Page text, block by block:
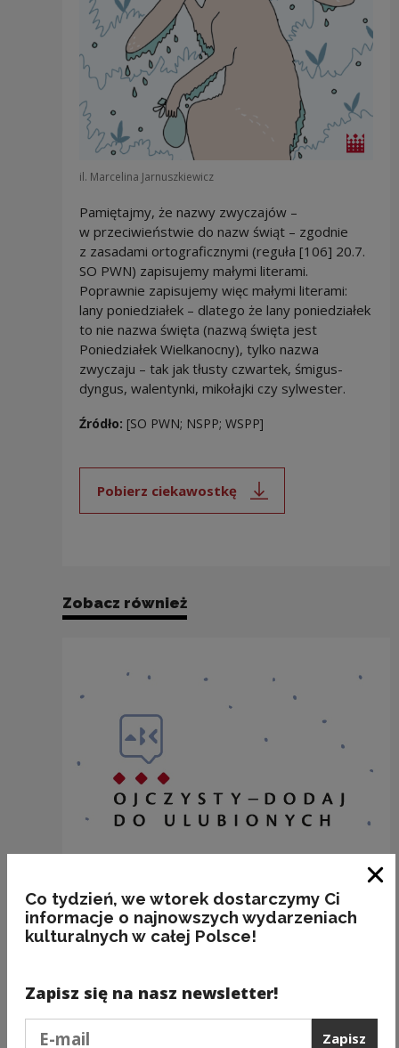
il. Marcelina Jarnuszkiewicz
Pamiętajmy, że nazwy zwyczajów –
w przeciwieństwie do nazw świąt – zgodnie
z zasadami ortograficznymi (reguła [106] 20.7.
SO PWN) zapisujemy małymi literami.
Poprawnie zapisujemy więc małymi literami:
lany poniedziałek – dlatego że lany poniedziałek
to nie nazwa święta (nazwą święta jest
Poniedziałek Wielkanocny), tylko nazwa
zwyczaju – tak jak tłusty czwartek, śmigus-
dyngus, walentynki, mikołajki czy sylwester.
Źródło: [SO PWN; NSPP; WSPP]
Pobierz ciekawostkę
Uwaga, link zostanie otwarty
Zobacz również
28 lutego
Kategorie:
Co tydzień, we wtorek dostarczymy Ci
informacje o najnowszych wydarzeniach
kulturalnych w całej Polsce!
Zapisz się na nasz newsletter!
Zapisz